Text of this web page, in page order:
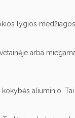
lygios
arba
aliuminio.